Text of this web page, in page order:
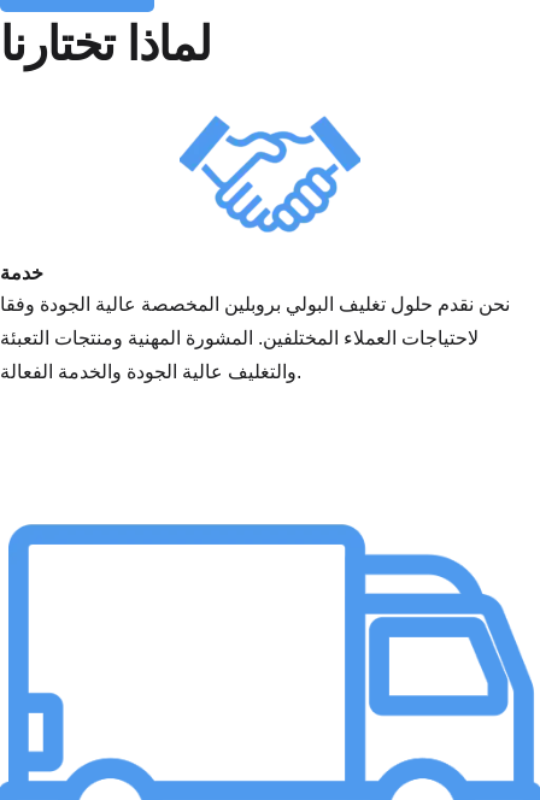
لماذا تختارنا
خدمة
نحن نقدم حلول تغليف البولي بروبلين المخصصة عالية الجودة وفقا
لاحتياجات العملاء المختلفين. المشورة المهنية ومنتجات التعبئة
والتغليف عالية الجودة والخدمة الفعالة.